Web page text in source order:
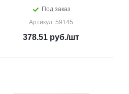
Под заказ
Артикул: 59145
378.51 руб./шт